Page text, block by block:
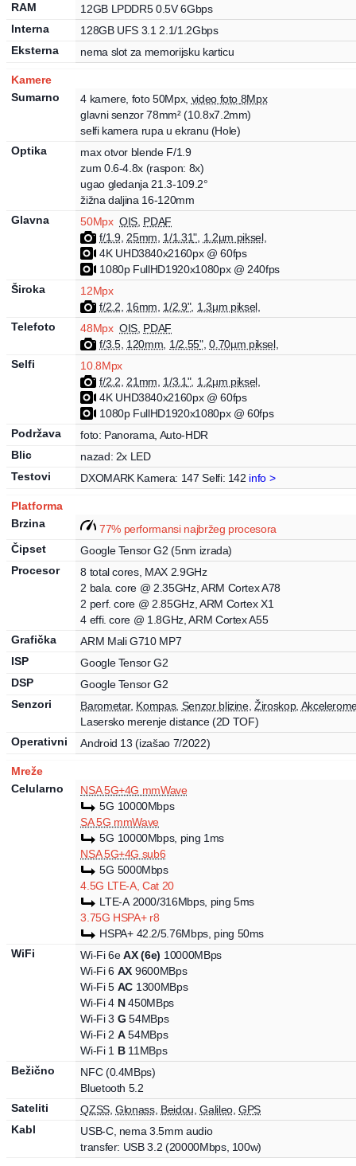
RAM
12GB LPDDR5 0.5V 6Gbps
Interna
128GB UFS 3.1 2.1/1.2Gbps
Eksterna
nema slot za memorijsku karticu
Kamere
Sumarno
4 kamere, foto50Mpx, video foto 8Mpx
glavni senzor 78mm² (10.8x7.2mm)
selfi kamera rupa u ekranu (Hole)
Optika
max otvor blende F/1.9
zum 0.6-4.8x (raspon: 8x)
ugao gledanja 21.3-109.2°
žižna daljina 16-120mm
Glavna
50Mpx OIS PDAF
f/1.9, 25mm 1/1.31" 1.2µm piksel,
4K UHD3840x2160px@ 60fps
1080p FullHD1920x1080px@ 240fps
Široka
12Mpx
f/2.2 16mm 1/2.9", 1.3µm piksel,
Telefoto
48Mpx OIS PDAF
f/3.5, 120mm 1/2.55", 0.70µm piksel,
Selfi
10.8Mpx
f/2.2 21 mm 1/3.1", 1.2µm piksel,
4K UHD3840x2160px@ 60fps
1080p FullHD1920x1080px@ 60fps
Podržava
foto: Panorama, Auto-HDR
Blic
nazad: 2x LED
Testovi
DXOMARKKamera: 147 Selfi: 142 info >
Platforma
Brzina
77% performansi najbržeg procesora
Čipset
GoogleTensorG2 (5nm izrada)
Procesor
8 total cores, MAX 2.9GHz
2 bala. core @ 2.35GHz, ARM CortexA78
2 perf. core @ 2.85GHz, ARM Cortex X1
4 effi. core @ 1.8GHz,ARM CortexA55
Grafička
ARM Mali G710 MP7
ISP
GoogleTensor G2
DSP
GoogleTensor G2
Senzori
Barometar, Kompas, Senzor blizine,Žiroskop,
Lasersko merenje distance (2D TOF)
Operativni
Android 13 (izašao 7/2022)
Mreže
Celularno
NSA 5G+4G mmWave
5G 10000Mbps
SA 5G mmWave
5G 10000Mbps, ping 1ms
NSA 5G+4G sub6
5G 5000Mbps
4.5G LTE-A, Cat 20
LTE-A 2000/316Mbps, ping 5ms
3.75G HSPA+ r8
HSPA+ 42.2/5.76Mbps, ping 50ms
WiFi
Wi-Fi6e AX (6e) 10000MBps
Wi-Fi6 AX 9600MBps
Wi-Fi5 AC 1300MBps
Wi-Fi4 N 450MBps
Wi-Fi3 G 54MBps
Wi-Fi 2 A 54MBps
Wi-Fi 1 B 11MBps
Bežično
NFC (0.4MBps)
Bluetooth 5.2
Sateliti
QZSS,Glonass, Beidou ,Galileo,GPS
Kabl
USB-C, nema 3.5mm audio
transfer: USB 3.2 (20000Mbps, 100w)